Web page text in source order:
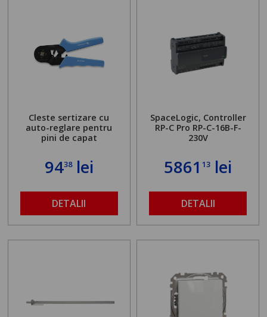
Cleste sertizare cu
auto-reglare pentru
pini de capat
9438lei
DETALII
SpaceLogic, Controller
RP-C Pro RP-C-16B-F-
230V
586113 lei
DETALII